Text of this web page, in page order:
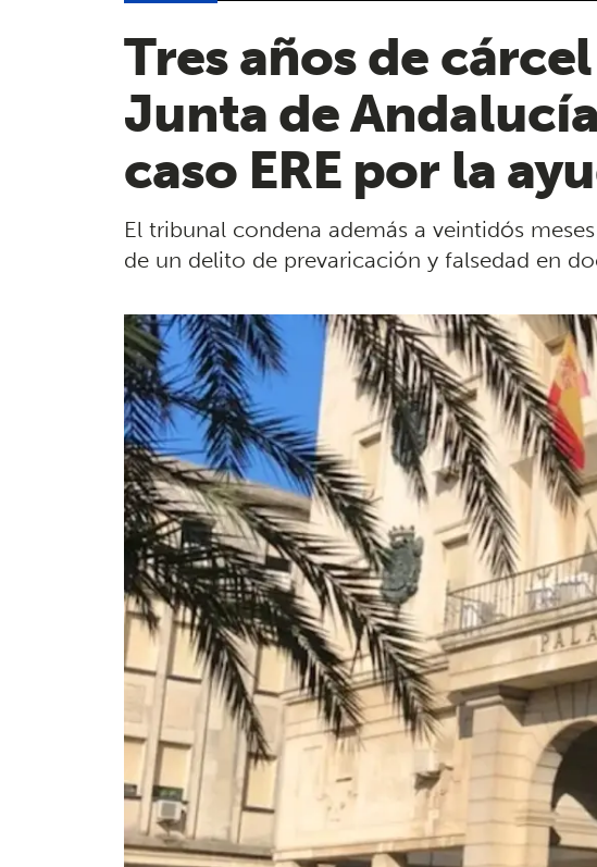
Tres años de
Junta de
caso ERE por la
El tribunal condena además a veintidós
de un delito de prevaricación y falsedad en